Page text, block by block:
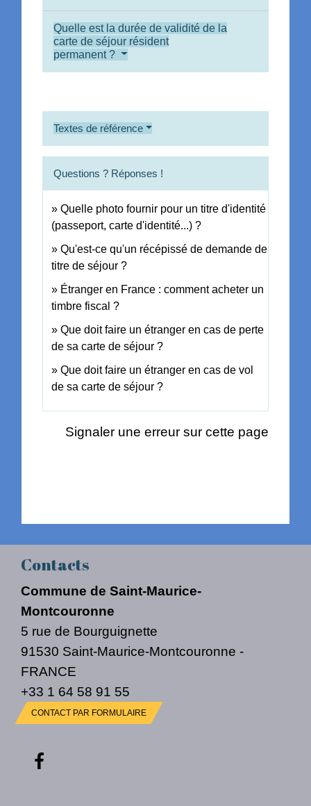
Quelle est la durée de validité de la
carte de séjour résident
permanent ?
Textes de référence
Questions ? Réponses !
Quelle photo fournir pour un titre d'identité
(passeport, carte d'identité...) ?
Qu'est-ce qu'un récépissé de demande de
titre de séjour ?
Étranger en France : comment acheter un
timbre fiscal ?
Que doit faire un étranger en cas de perte
de sa carte de séjour ?
Que doit faire un étranger en cas de vol
de sa carte de séjour ?
Signaler une erreur sur cette page
Contacts
Commune de Saint-Maurice-
Montcouronne
5 rue de Bourguignette
91530 Saint-Maurice-Montcouronne -
FRANCE
+33 1 64 58 91 55
CONTACT PAR FORMULAIRE